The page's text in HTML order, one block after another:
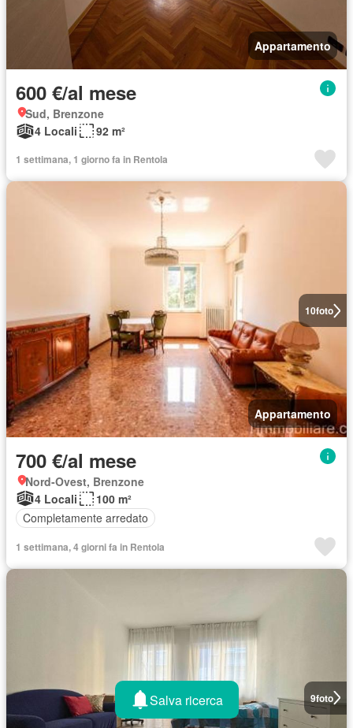
Appartamento
600 €/al mese
Sud, Brenzone
4 Locali
92 m²
1 settimana, 1 giorno fa in Rentola
10foto
Appartamento
700 €/al mese
Nord-Ovest, Brenzone
4 Locali
100 m²
Completamente arredato
1 settimana, 4 giorni fa in Rentola
9foto
Salva ricerca